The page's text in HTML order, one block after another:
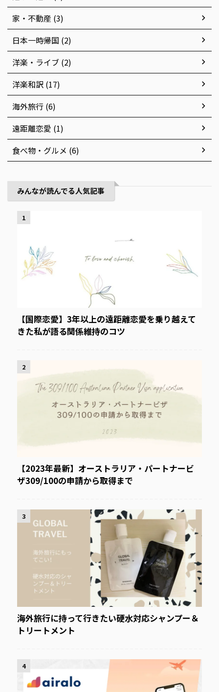
家・不動産 (3)
日本一時帰国 (2)
洋楽・ライブ (2)
洋楽和訳 (17)
海外旅行 (6)
遠距離恋愛 (1)
食べ物・グルメ (6)
みんなが読んでる人気記事
1
【国際恋愛】3年以上の遠距離恋愛を乗り越えて
きた私が語る関係維持のコツ
2
【2023年最新】オーストラリア・パートナービ
ザ309/100の申請から取得まで
3
海外旅行に持って行きたい硬水対応シャンプー＆
トリートメント
4